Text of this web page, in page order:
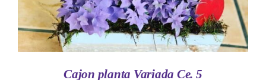
Cajon planta Variada Ce. 5